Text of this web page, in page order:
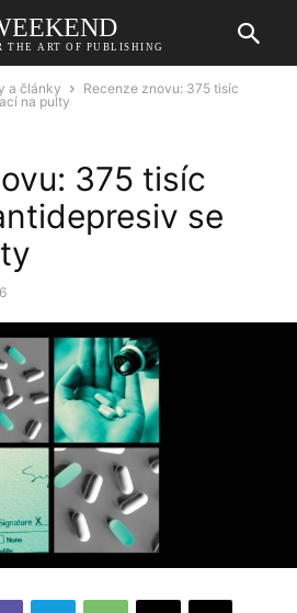
THE ART OF PUBLISHING
a články
Recenze znovu: 375 tisíc
na pulty
375 tisíc
se